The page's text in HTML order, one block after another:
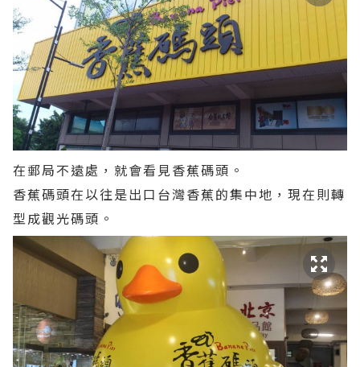
在郵局不遠處，就會看見香蕉碼頭。
香蕉碼頭在以往是出口台灣香蕉的集中地，現在則轉
型成觀光碼頭。